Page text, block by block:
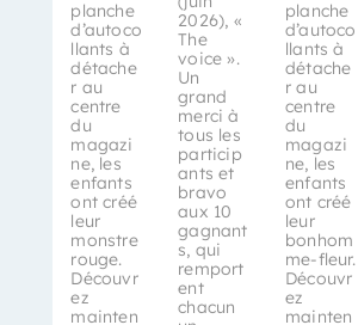
planche
d’autoco
llants à
détache
r au
centre
du
magazi
ne, les
enfants
ont créé
leur
monstre
rouge.
Découvr
ez
mainten
2026), «
The
voice ».
Un
grand
merci à
tous les
particip
ants et
bravo
aux 10
gagnant
s, qui
remport
ent
chacun
planche
d’autoco
llants à
détache
r au
centre
du
magazi
ne, les
enfants
ont créé
leur
bonhom
me-fleur.
Découvr
ez
mainten